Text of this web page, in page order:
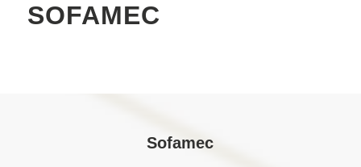
SOFAMEC
Sofamec